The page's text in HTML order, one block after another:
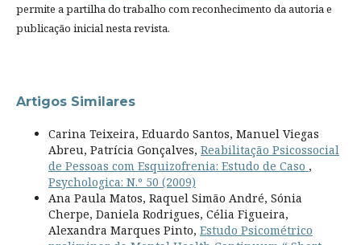
permite a partilha do trabalho com reconhecimento da autoria e
publicação inicial nesta revista.
Artigos Similares
Carina Teixeira, Eduardo Santos, Manuel Viegas
Abreu, Patrícia Gonçalves, Reabilitação Psicossocial
de Pessoas com Esquizofrenia: Estudo de Caso ,
Psychologica: N.º 50 (2009)
Ana Paula Matos, Raquel Simão André, Sónia
Cherpe, Daniela Rodrigues, Célia Figueira,
Alexandra Marques Pinto, Estudo Psicométrico